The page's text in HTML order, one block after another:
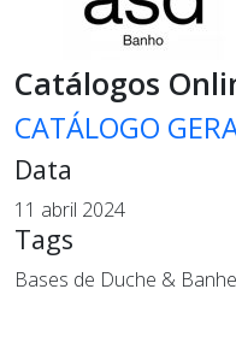
Catálogos
CATÁLOGO
Data
11 abril 2024
Tags
Bases de Duche &